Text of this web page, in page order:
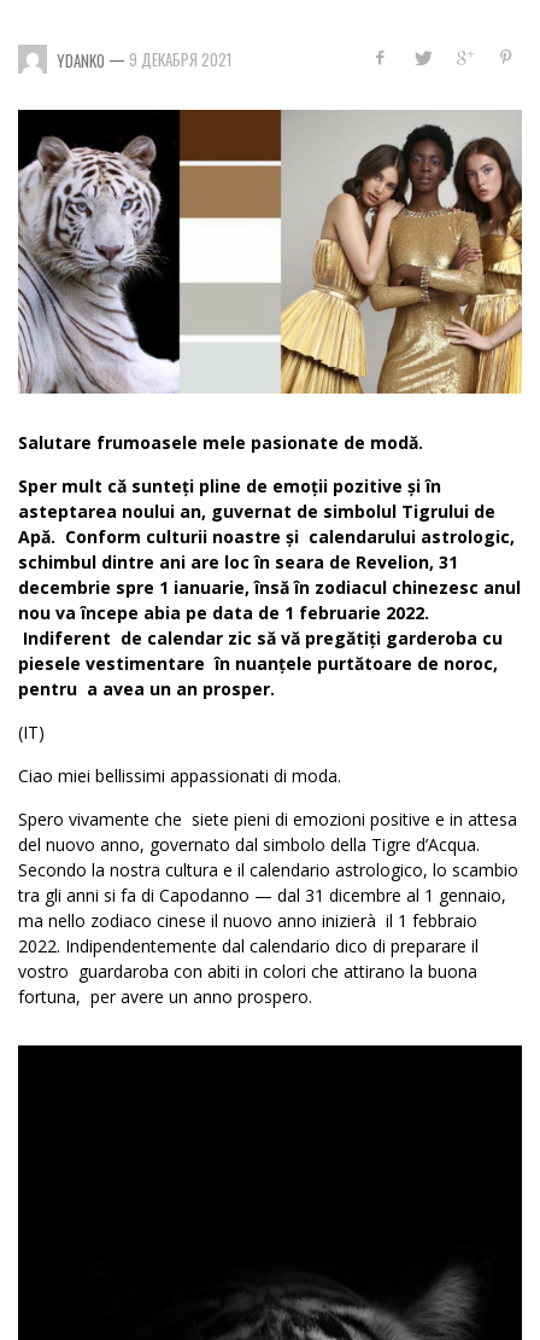
YDANKO — 9 ДЕКАБРЯ 2021
Salutare frumoasele mele pasionate de modă.
Sper mult că sunteți pline de emoții pozitive și în
asteptarea noului an, guvernat de simbolul Tigrului de
Apă. Conform culturii noastre și calendarului astrologic,
schimbul dintre ani are loc în seara de Revelion, 31
decembrie spre 1 ianuarie, însă în zodiacul chinezesc anul
nou va începe abia pe data de 1 februarie 2022.
Indiferent de calendar zic să vă pregătiți garderoba cu
piesele vestimentare în nuanțele purtătoare de noroc,
pentru a avea un an prosper.
(IT)
Ciao miei bellissimi appassionati di moda.
Spero vivamente che siete pieni di emozioni positive e in attesa
del nuovo anno, governato dal simbolo della Tigre d’Acqua.
Secondo la nostra cultura e il calendario astrologico, lo scambio
tra gli anni si fa di Capodanno — dal 31 dicembre al 1 gennaio,
ma nello zodiaco cinese il nuovo anno inizierà il 1 febbraio
2022. Indipendentemente dal calendario dico di preparare il
vostro guardaroba con abiti in colori che attirano la buona
fortuna, per avere un anno prospero.